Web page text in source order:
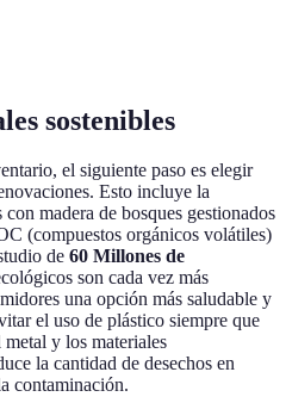
sostenibles
el siguiente paso es elegir
Esto incluye la
madera de bosques gestionados
(compuestos orgánicos volátiles)
de 60 Millones de
son cada vez más
una opción más saludable y
el uso de plástico siempre que
y los materiales
la cantidad de desechos en
contaminación.